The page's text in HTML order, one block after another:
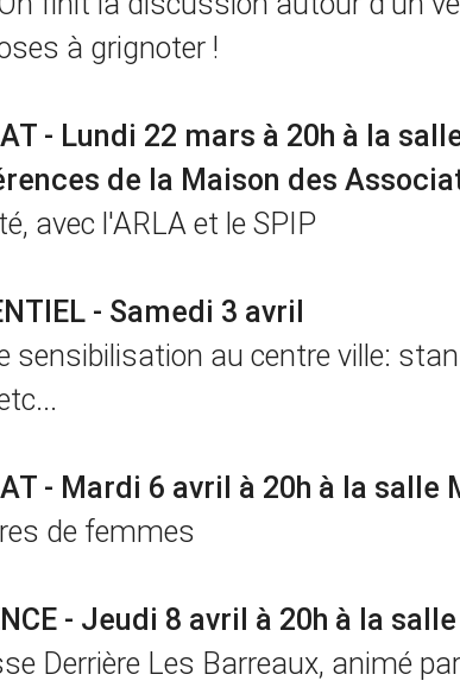
à grignoter !
- Lundi 22 mars à 20h à la
de la Maison des
avec l'ARLA et le SPIP
- Samedi 3 avril
sensibilisation au centre ville:
- Mardi 6 avril à 20h à la salle
de femmes
- Jeudi 8 avril à 20h à la
Derrière Les Barreaux, animé